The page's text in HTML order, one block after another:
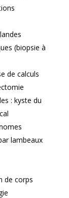
(biopsie à
de calculs
: kyste du
lambeaux
de corps